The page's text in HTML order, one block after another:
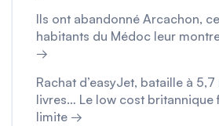
Ils ont abandonné Arcachon,
habitants du Médoc leur
→
Rachat d’easyJet, bataille à
livres… Le low cost britannique
limite →